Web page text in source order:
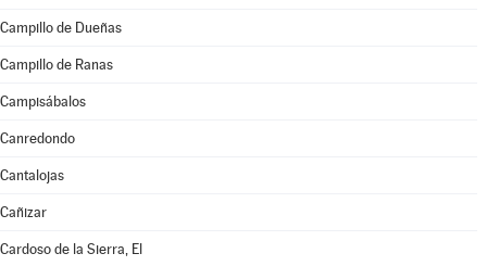
Campillo de Dueñas
Campillo de Ranas
Campisábalos
Canredondo
Cantalojas
Cañizar
Cardoso de la Sierra, El